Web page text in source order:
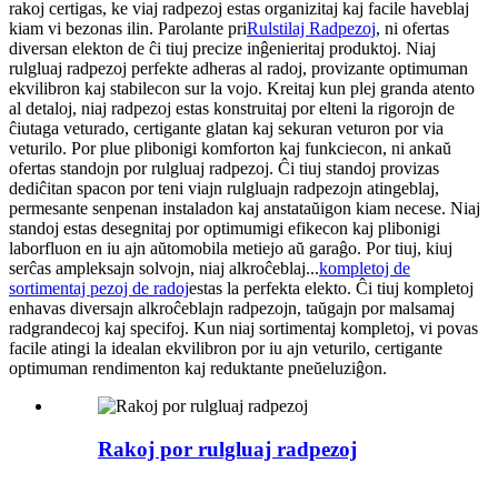
rakoj certigas, ke viaj radpezoj estas organizitaj kaj facile haveblaj
kiam vi bezonas ilin. Parolante priRulstilaj Radpezoj, ni ofertas
diversan elekton de ĉi tiuj precize inĝenieritaj produktoj. Niaj
rulgluaj radpezoj perfekte adheras al radoj, provizante optimuman
ekvilibron kaj stabilecon sur la vojo. Kreitaj kun plej granda atento
al detaloj, niaj radpezoj estas konstruitaj por elteni la rigorojn de
ĉiutaga veturado, certigante glatan kaj sekuran veturon por via
veturilo. Por plue plibonigi komforton kaj funkciecon, ni ankaŭ
ofertas standojn por rulgluaj radpezoj. Ĉi tiuj standoj provizas
dediĉitan spacon por teni viajn rulgluajn radpezojn atingeblaj,
permesante senpenan instaladon kaj anstataŭigon kiam necese. Niaj
standoj estas desegnitaj por optimumigi efikecon kaj plibonigi
laborfluon en iu ajn aŭtomobila metiejo aŭ garaĝo. Por tiuj, kiuj
serĉas ampleksajn solvojn, niaj alkroĉeblaj...kompletoj de
sortimentaj pezoj de radojestas la perfekta elekto. Ĉi tiuj kompletoj
enhavas diversajn alkroĉeblajn radpezojn, taŭgajn por malsamaj
radgrandecoj kaj specifoj. Kun niaj sortimentaj kompletoj, vi povas
facile atingi la idealan ekvilibron por iu ajn veturilo, certigante
optimuman rendimenton kaj reduktante pneŭeluziĝon.
Rakoj por rulgluaj radpezoj